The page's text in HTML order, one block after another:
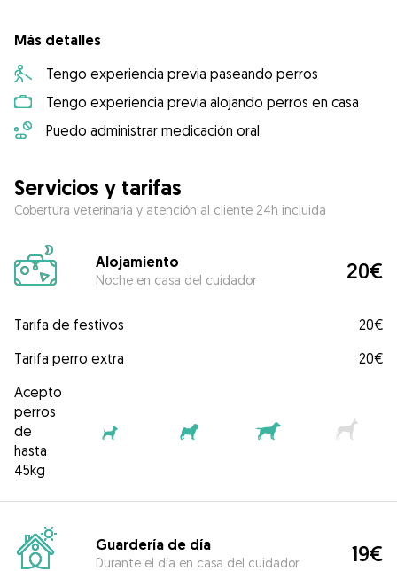
Más detalles
Tengo experiencia previa paseando perros
Tengo experiencia previa alojando perros en casa
Puedo administrar medicación oral
Servicios y tarifas
Cobertura veterinaria y atención al cliente 24h incluida
Alojamiento
Noche en casa del cuidador 20€
Tarifa de festivos
20€
Tarifa perro extra
20€
Acepto
perros
de
hasta
45kg
Guardería de día
Durante el día en casa del cuidador 19€